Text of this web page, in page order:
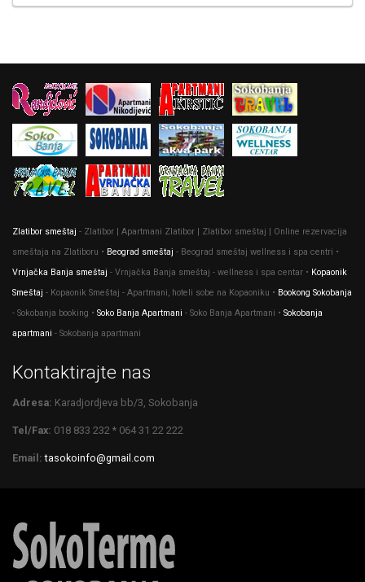
Zlatibor smeštaj - Zlatibor | Apartmani Zlatibor | Zlatibor smeštaj | Online rezervacija
smeštaja na Zlatiboru • Beograd smeštaj - Beograd smeštaj wellness i spa centri •
Vrnjačka Banja smeštaj - Vrnjačka Banja smeštaj - wellness i spa centar • Kopaonik
Smeštaj - Kopaonik Smeštaj - Apartmani, hoteli sobe na Kopaoniku • Bookong Sokobanja
- Sokobanja booking • Soko Banja Apartmani - Soko Banja Apartmani • Sokobanja
apartmani - Sokobanja apartmani
Kontaktirajte nas
Adresa: Karadjordjeva bb/3, Sokobanja
Tel/Fax: 018 833 232 * 064 31 22 222
Email: tasokoinfo@gmail.com